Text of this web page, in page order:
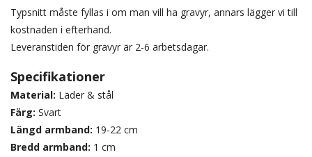
Typsnitt måste fyllas i om man vill ha gravyr, annars lägger vi till
kostnaden i efterhand.
Leveranstiden för gravyr är 2-6 arbetsdagar.
Specifikationer
Material: Läder & stål
Färg: Svart
Längd armband: 19-22 cm
Bredd armband: 1 cm